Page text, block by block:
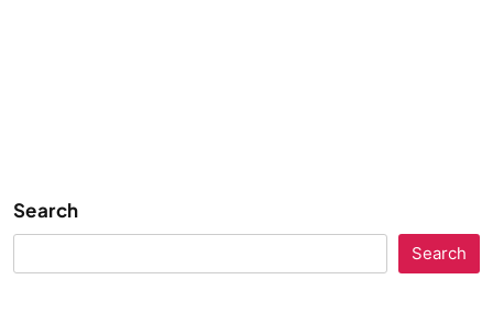
Search
Search